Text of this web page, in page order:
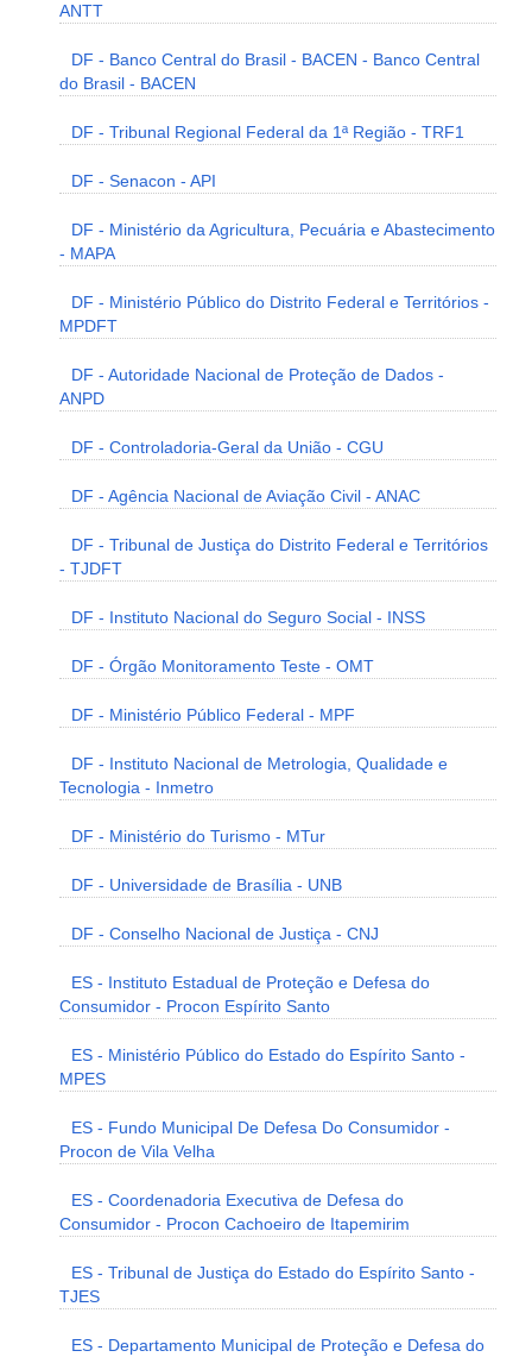
ANTT
DF - Banco Central do Brasil - BACEN - Banco Central
do Brasil - BACEN
DF - Tribunal Regional Federal da 1ª Região - TRF1
DF - Senacon - API
DF - Ministério da Agricultura, Pecuária e Abastecimento
- MAPA
DF - Ministério Público do Distrito Federal e Territórios -
MPDFT
DF - Autoridade Nacional de Proteção de Dados -
ANPD
DF - Controladoria-Geral da União - CGU
DF - Agência Nacional de Aviação Civil - ANAC
DF - Tribunal de Justiça do Distrito Federal e Territórios
- TJDFT
DF - Instituto Nacional do Seguro Social - INSS
DF - Órgão Monitoramento Teste - OMT
DF - Ministério Público Federal - MPF
DF - Instituto Nacional de Metrologia, Qualidade e
Tecnologia - Inmetro
DF - Ministério do Turismo - MTur
DF - Universidade de Brasília - UNB
DF - Conselho Nacional de Justiça - CNJ
ES - Instituto Estadual de Proteção e Defesa do
Consumidor - Procon Espírito Santo
ES - Ministério Público do Estado do Espírito Santo -
MPES
ES - Fundo Municipal De Defesa Do Consumidor -
Procon de Vila Velha
ES - Coordenadoria Executiva de Defesa do
Consumidor - Procon Cachoeiro de Itapemirim
ES - Tribunal de Justiça do Estado do Espírito Santo -
TJES
ES - Departamento Municipal de Proteção e Defesa do